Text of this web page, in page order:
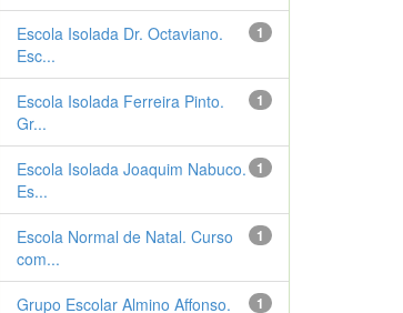
1
Escola Isolada Dr. Octaviano.
Esc...
1
Escola Isolada Ferreira Pinto.
Gr...
1
Escola Isolada Joaquim Nabuco.
Es...
1
Escola Normal de Natal. Curso
com...
1
Grupo Escolar Almino Affonso.